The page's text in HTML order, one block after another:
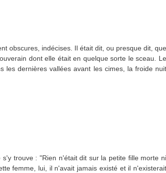
obscures, indécises. Il était dit, ou presque dit, que
dont elle était en quelque sorte le sceau. Le
les dernières vallées avant les cimes, la froide nuit
trouve : "Rien n'était dit sur la petite fille morte ni
femme, lui, il n'avait jamais existé et il n'existerait